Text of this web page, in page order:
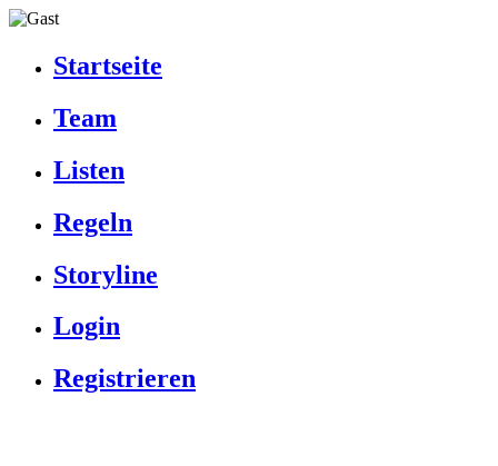
Startseite
Team
Listen
Regeln
Storyline
Login
Registrieren